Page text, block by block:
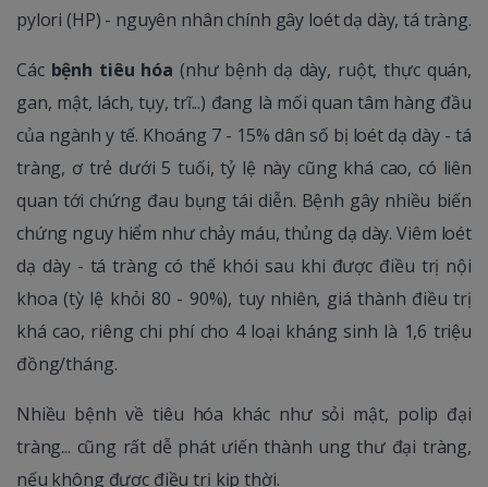
pylori (HP) - nguyên nhân chính gây loét dạ dày, tá tràng.
Các bệnh tiêu hóa (như bệnh dạ dày, ruột, thực quán,
gan, mật, lách, tụy, trĩ...) đang là mối quan tâm hàng đầu
của ngành y tế. Khoáng 7 - 15% dân số bị loét dạ dày - tá
tràng, ơ trẻ dưới 5 tuối, tỷ lệ này cũng khá cao, có liên
quan tới chứng đau bụng tái diễn. Bệnh gây nhiều biến
chứng nguy hiểm như chảy máu, thủng dạ dày. Viêm loét
dạ dày - tá tràng có thế khói sau khi được điều trị nội
khoa (tỳ lệ khỏi 80 - 90%), tuy nhiên, giá thành điều trị
khá cao, riêng chi phí cho 4 loại kháng sinh là 1,6 triệu
đồng/tháng.
Nhiều bệnh về tiêu hóa khác như sỏi mật, polip đại
tràng... cũng rất dễ phát ưiến thành ung thư đại tràng,
nếu không được điều trị kịp thời.